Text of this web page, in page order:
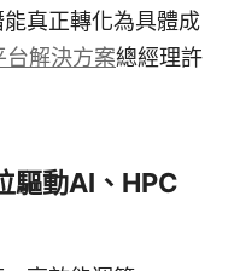
真正轉化為具體成
台解決方案總經理許
驅動AI、HPC